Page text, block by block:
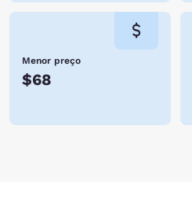
Menor preço
$68